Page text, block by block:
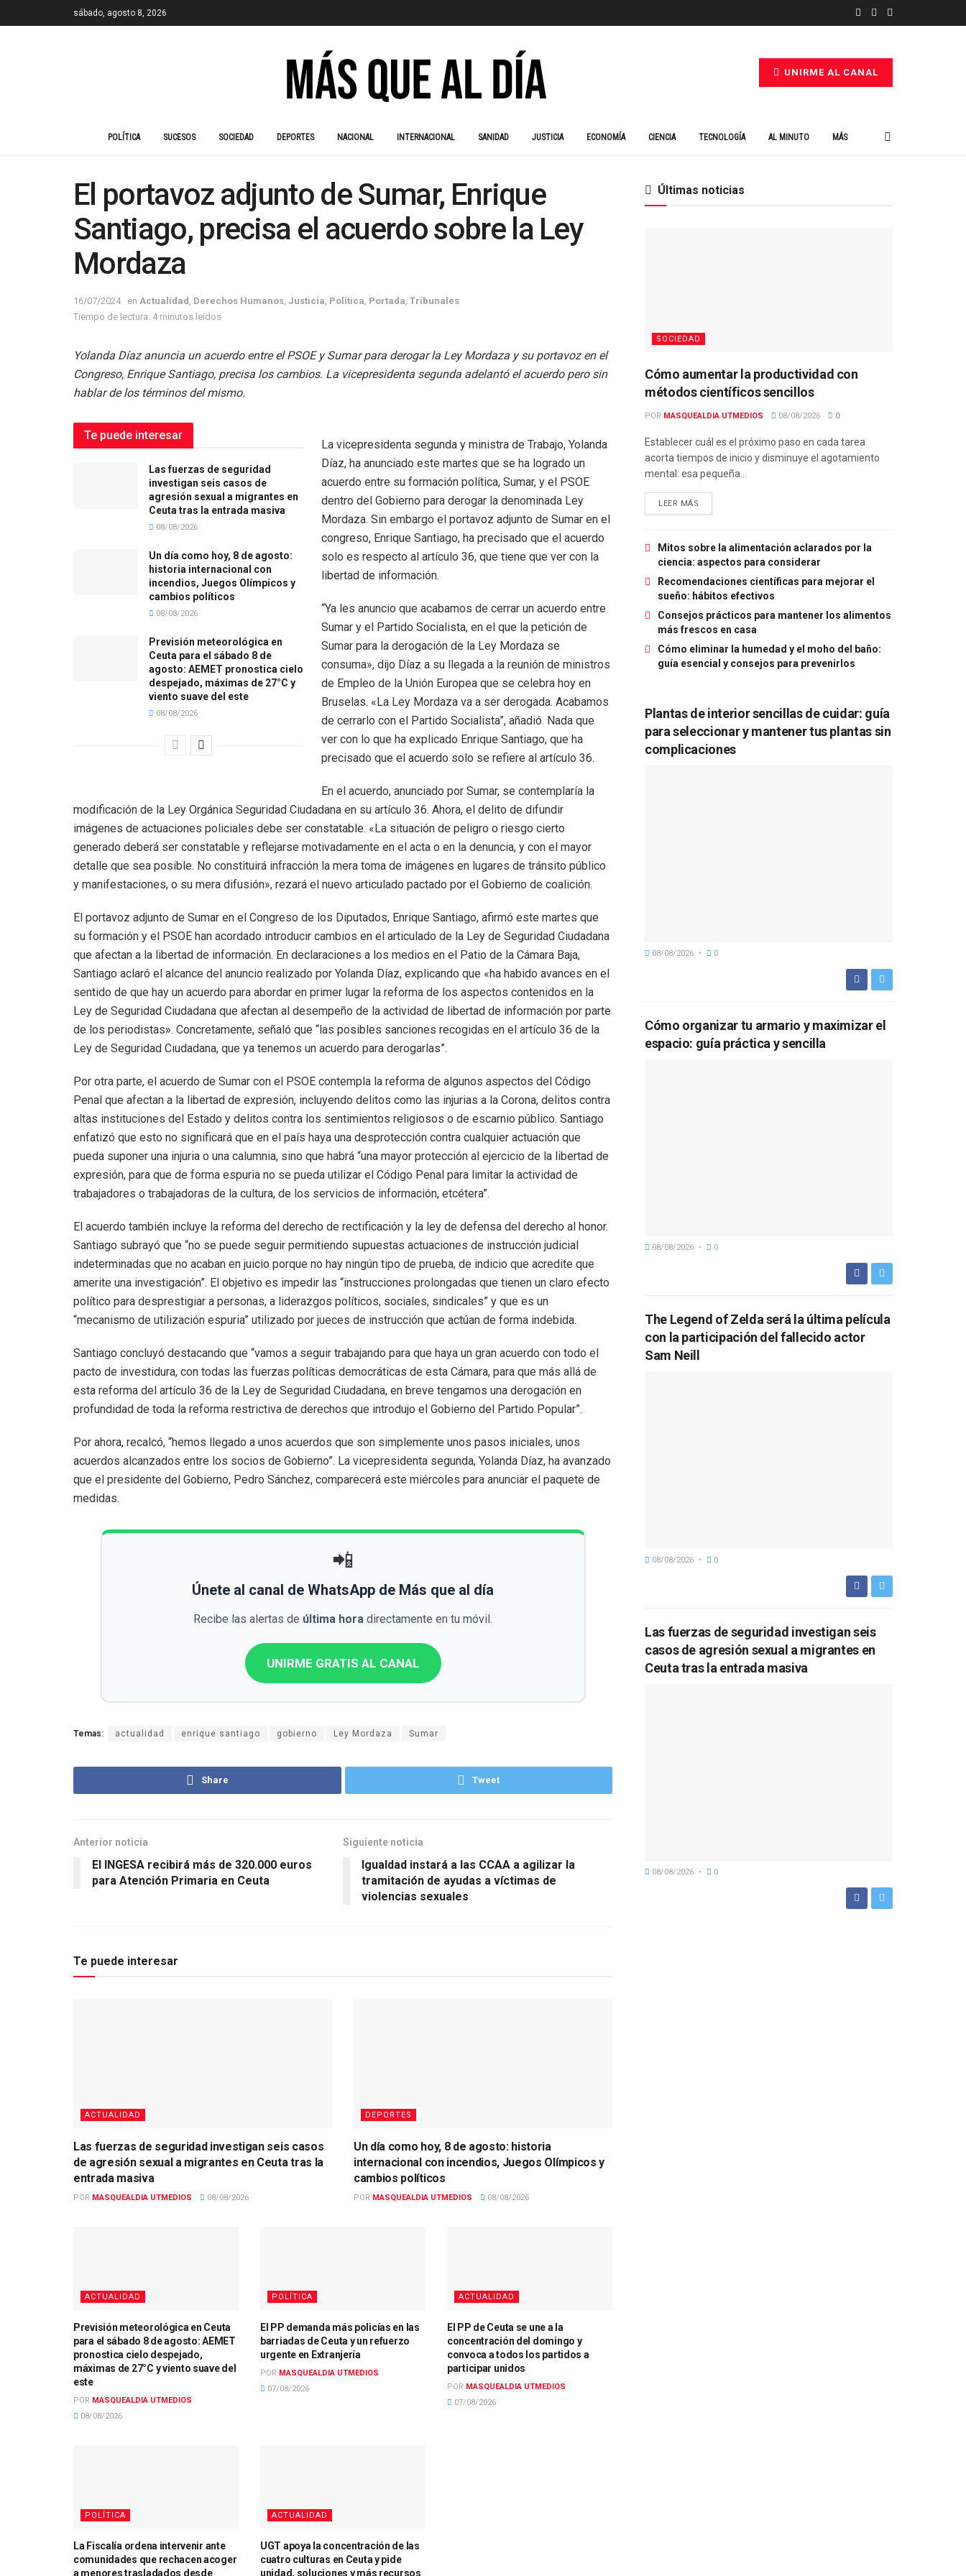
sábado, agosto 8, 2026
UNIRME AL CANAL
POLÍTICA SUCESOS SOCIEDAD DEPORTES NACIONAL INTERNACIONAL SANIDAD JUSTICIA ECONOMÍA CIENCIA TECNOLOGÍA AL MINUTO MÁS
El portavoz adjunto de Sumar, Enrique
Santiago, precisa el acuerdo sobre la Ley
Mordaza
16/07/2024 en Actualidad Derechos Humanos Justicia Política Portada Tribunales
Tiempo de lectura: 4 minutos leidos
Yolanda Díaz anuncia un acuerdo entre el PSOE y Sumar para derogar la Ley Mordaza y su portavoz en el
Congreso, Enrique Santiago, precisa los cambios. La vicepresidenta segunda adelantó el acuerdo pero sin
hablar de los términos del mismo.
Te puede interesar
Las fuerzas de seguridad
investigan seis casos de
agresión sexual a migrantes en
Ceuta tras la entrada masiva
08/08/2026
Un día como hoy, 8 de agosto:
historia internacional con
incendios, Juegos Olímpicos y
cambios políticos
08/08/2026
Previsión meteorológica en
Ceuta para el sábado 8 de
agosto: AEMET pronostica cielo
despejado, máximas de 27°C y
viento suave del este
08/08/2026
La vicepresidenta segunda y ministra de Trabajo, Yolanda
Díaz, ha anunciado este martes que se ha logrado un
acuerdo entre su formación política, Sumar, y el PSOE
dentro del Gobierno para derogar la denominada Ley
Mordaza. Sin embargo el portavoz adjunto de Sumar en el
congreso, Enrique Santiago, ha precisado que el acuerdo
solo es respecto al artículo 36, que tiene que ver con la
libertad de información.
“Ya les anuncio que acabamos de cerrar un acuerdo entre
Sumar y el Partido Socialista, en el que la petición de
Sumar para la derogación de la Ley Mordaza se
consuma», dijo Díaz a su llegada a la reunión de ministros
de Empleo de la Unión Europea que se celebra hoy en
Bruselas. «La Ley Mordaza va a ser derogada. Acabamos
de cerrarlo con el Partido Socialista”, añadió. Nada que
ver con lo que ha explicado Enrique Santiago, que ha
precisado que el acuerdo solo se refiere al artículo 36.
En el acuerdo, anunciado por Sumar, se contemplaría la
modificación de la Ley Orgánica Seguridad Ciudadana en su artículo 36. Ahora, el delito de difundir
imágenes de actuaciones policiales debe ser constatable. «La situación de peligro o riesgo cierto
generado deberá ser constatable y reflejarse motivadamente en el acta o en la denuncia, y con el mayor
detalle que sea posible. No constituirá infracción la mera toma de imágenes en lugares de tránsito público
y manifestaciones, o su mera difusión», rezará el nuevo articulado pactado por el Gobierno de coalición.
El portavoz adjunto de Sumar en el Congreso de los Diputados, Enrique Santiago, afirmó este martes que
su formación y el PSOE han acordado introducir cambios en el articulado de la Ley de Seguridad Ciudadana
que afectan a la libertad de información. En declaraciones a los medios en el Patio de la Cámara Baja,
Santiago aclaró el alcance del anuncio realizado por Yolanda Díaz, explicando que «ha habido avances en el
sentido de que hay un acuerdo para abordar en primer lugar la reforma de los aspectos contenidos en la
Ley de Seguridad Ciudadana que afectan al desempeño de la actividad de libertad de información por parte
de los periodistas». Concretamente, señaló que “las posibles sanciones recogidas en el artículo 36 de la
Ley de Seguridad Ciudadana, que ya tenemos un acuerdo para derogarlas”.
Por otra parte, el acuerdo de Sumar con el PSOE contempla la reforma de algunos aspectos del Código
Penal que afectan a la libertad de expresión, incluyendo delitos como las injurias a la Corona, delitos contra
altas instituciones del Estado y delitos contra los sentimientos religiosos o de escarnio público. Santiago
enfatizó que esto no significará que en el país haya una desprotección contra cualquier actuación que
pueda suponer una injuria o una calumnia, sino que habrá “una mayor protección al ejercicio de la libertad de
expresión, para que de forma espuria no se pueda utilizar el Código Penal para limitar la actividad de
trabajadores o trabajadoras de la cultura, de los servicios de información, etcétera”.
El acuerdo también incluye la reforma del derecho de rectificación y la ley de defensa del derecho al honor.
Santiago subrayó que “no se puede seguir permitiendo supuestas actuaciones de instrucción judicial
indeterminadas que no acaban en juicio porque no hay ningún tipo de prueba, de indicio que acredite que
amerite una investigación”. El objetivo es impedir las “instrucciones prolongadas que tienen un claro efecto
político para desprestigiar a personas, a liderazgos políticos, sociales, sindicales” y que es un
“mecanismo de utilización espuria” utilizado por jueces de instrucción que actúan de forma indebida.
Santiago concluyó destacando que “vamos a seguir trabajando para que haya un gran acuerdo con todo el
pacto de investidura, con todas las fuerzas políticas democráticas de esta Cámara, para que más allá de
esta reforma del artículo 36 de la Ley de Seguridad Ciudadana, en breve tengamos una derogación en
profundidad de toda la reforma restrictiva de derechos que introdujo el Gobierno del Partido Popular”.
Por ahora, recalcó, “hemos llegado a unos acuerdos que son simplemente unos pasos iniciales, unos
acuerdos alcanzados entre los socios de Gobierno”. La vicepresidenta segunda, Yolanda Díaz, ha avanzado
que el presidente del Gobierno, Pedro Sánchez, comparecerá este miércoles para anunciar el paquete de
medidas.
📲
Únete al canal de WhatsApp de Más que al día
Recibe las alertas de última hora directamente en tu móvil.
UNIRME GRATIS AL CANAL
Temas: actualidad enrique santiago gobierno Ley Mordaza Sumar
Share Tweet
Anterior noticia
El INGESA recibirá más de 320.000 euros
para Atención Primaria en Ceuta
Siguiente noticia
Igualdad instará a las CCAA a agilizar la
tramitación de ayudas a víctimas de
violencias sexuales
Te puede interesar
ACTUALIDAD
Las fuerzas de seguridad investigan seis casos
de agresión sexual a migrantes en Ceuta tras la
entrada masiva
POR MASQUEALDIA UTMEDIOS 08/08/2026
DEPORTES
Un día como hoy, 8 de agosto: historia
internacional con incendios, Juegos Olímpicos y
cambios políticos
POR MASQUEALDIA UTMEDIOS 08/08/2026
ACTUALIDAD
Previsión meteorológica en Ceuta
para el sábado 8 de agosto: AEMET
pronostica cielo despejado,
máximas de 27°C y viento suave del
este
POR MASQUEALDIA UTMEDIOS
08/08/2026
POLÍTICA
El PP demanda más policías en las
barriadas de Ceuta y un refuerzo
urgente en Extranjería
POR MASQUEALDIA UTMEDIOS
07/08/2026
ACTUALIDAD
El PP de Ceuta se une a la
concentración del domingo y
convoca a todos los partidos a
participar unidos
POR MASQUEALDIA UTMEDIOS
07/08/2026
POLÍTICA
La Fiscalía ordena intervenir ante
comunidades que rechacen acoger
a menores trasladados desde
ACTUALIDAD
UGT apoya la concentración de las
cuatro culturas en Ceuta y pide
unidad, soluciones y más recursos
Últimas noticias
SOCIEDAD
Cómo aumentar la productividad con
métodos científicos sencillos
POR MASQUEALDIA UTMEDIOS 08/08/2026 0
Establecer cuál es el próximo paso en cada tarea
acorta tiempos de inicio y disminuye el agotamiento
mental: esa pequeña...
LEER MÁS
Mitos sobre la alimentación aclarados por la
ciencia: aspectos para considerar
Recomendaciones científicas para mejorar el
sueño: hábitos efectivos
Consejos prácticos para mantener los alimentos
más frescos en casa
Cómo eliminar la humedad y el moho del baño:
guía esencial y consejos para prevenirlos
Plantas de interior sencillas de cuidar: guía
para seleccionar y mantener tus plantas sin
complicaciones
08/08/2026 0
Cómo organizar tu armario y maximizar el
espacio: guía práctica y sencilla
08/08/2026 0
The Legend of Zelda será la última película
con la participación del fallecido actor
Sam Neill
08/08/2026 0
Las fuerzas de seguridad investigan seis
casos de agresión sexual a migrantes en
Ceuta tras la entrada masiva
08/08/2026 0